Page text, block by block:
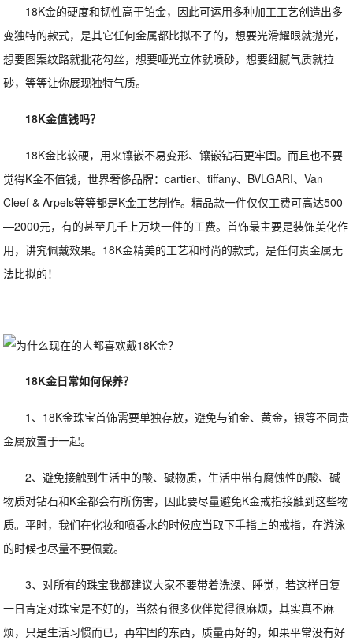
18K金的硬度和韧性高于铂金，因此可运用多种加工工艺创造出多
变独特的款式，是其它任何金属都比拟不了的，想要光滑耀眼就抛光，
想要图案纹路就批花勾丝，想要哑光立体就喷砂，想要细腻气质就拉
砂，等等让你展现独特气质。
18K金值钱吗？
18K金比较硬，用来镶嵌不易变形、镶嵌钻石更牢固。而且也不要
觉得K金不值钱，世界奢侈品牌：cartier、tiffany、BVLGARI、Van
Cleef & Arpels等等都是K金工艺制作。精品款一件仅仅工费可高达500
—2000元，有的甚至几千上万块一件的工费。首饰最主要是装饰美化作
用，讲究佩戴效果。18K金精美的工艺和时尚的款式，是任何贵金属无
法比拟的！
18K金日常如何保养？
1、18K金珠宝首饰需要单独存放，避免与铂金、黄金，银等不同贵
金属放置于一起。
2、避免接触到生活中的酸、碱物质，生活中带有腐蚀性的酸、碱
物质对钻石和K金都会有所伤害，因此要尽量避免K金戒指接触到这些物
质。平时，我们在化妆和喷香水的时候应当取下手指上的戒指，在游泳
的时候也尽量不要佩戴。
3、对所有的珠宝我都建议大家不要带着洗澡、睡觉，若这样日复
一日肯定对珠宝是不好的，当然有很多伙伴觉得很麻烦，其实真不麻
烦，只是生活习惯而已，再牢固的东西，质量再好的，如果平常没有好